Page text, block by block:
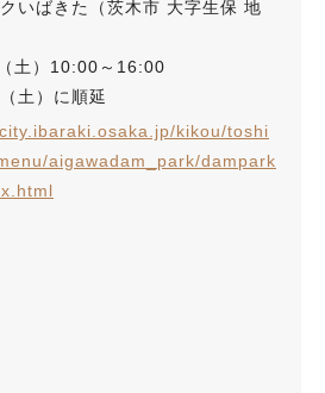
いばきた（茨木市 大字生保 地
土）10:00～16:00
土）に順延
kikou/toshi
aigawadam_park/dampark